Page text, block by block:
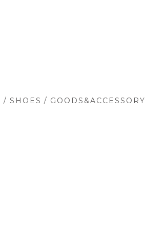
/ SHOES / GOODS&ACCESSORY